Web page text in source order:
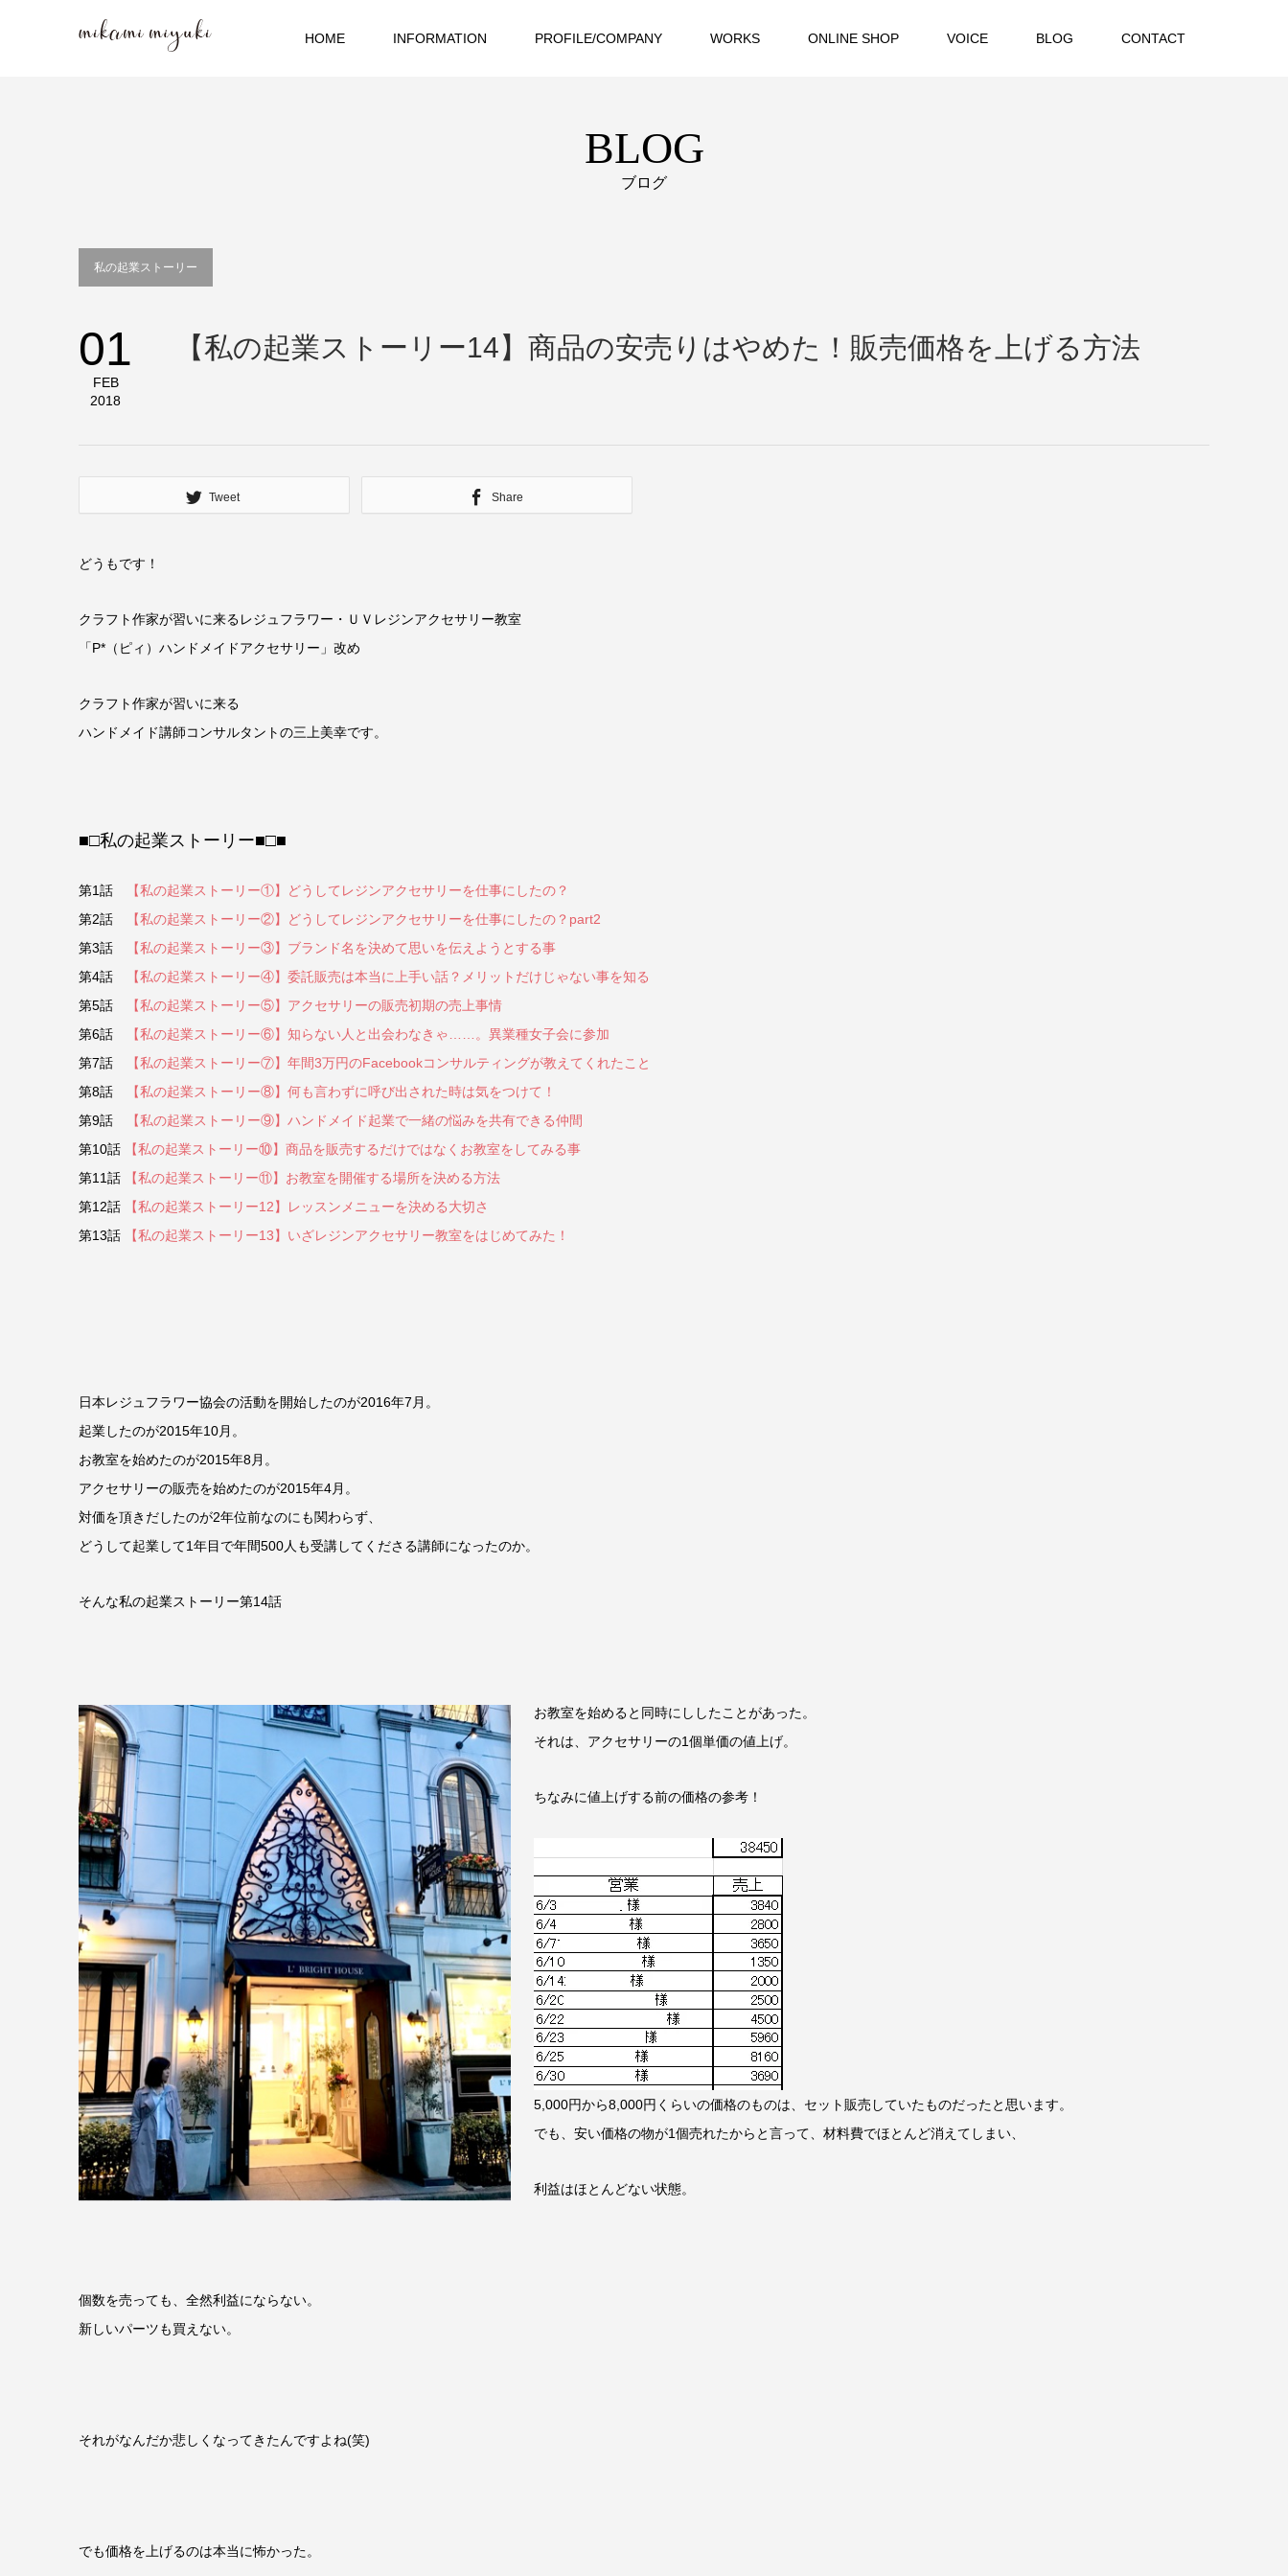
HOME INFORMATION PROFILE/COMPANY WORKS ONLINE SHOP VOICE BLOG CONTACT
BLOG
ブログ
私の起業ストーリー
01
FEB
2018
【私の起業ストーリー14】商品の安売りはやめた！販売価格を上げる方法
Tweet Share
どうもです！
クラフト作家が習いに来るレジュフラワー・ＵＶレジンアクセサリー教室
「P*（ピィ）ハンドメイドアクセサリー」改め
クラフト作家が習いに来る
ハンドメイド講師コンサルタントの三上美幸です。
■□私の起業ストーリー■□■
第1話
【私の起業ストーリー①】どうしてレジンアクセサリーを仕事にしたの？
第2話
【私の起業ストーリー②】どうしてレジンアクセサリーを仕事にしたの？part2
第3話
【私の起業ストーリー③】ブランド名を決めて思いを伝えようとする事
第4話
【私の起業ストーリー④】委託販売は本当に上手い話？メリットだけじゃない事を知る
第5話
【私の起業ストーリー⑤】アクセサリーの販売初期の売上事情
第6話
【私の起業ストーリー⑥】知らない人と出会わなきゃ……。異業種女子会に参加
第7話
【私の起業ストーリー⑦】年間3万円のFacebookコンサルティングが教えてくれたこと
第8話
【私の起業ストーリー⑧】何も言わずに呼び出された時は気をつけて！
第9話
【私の起業ストーリー⑨】ハンドメイド起業で一緒の悩みを共有できる仲間
第10話
【私の起業ストーリー⑩】商品を販売するだけではなくお教室をしてみる事
第11話
【私の起業ストーリー⑪】お教室を開催する場所を決める方法
第12話
【私の起業ストーリー12】レッスンメニューを決める大切さ
第13話
【私の起業ストーリー13】いざレジンアクセサリー教室をはじめてみた！
日本レジュフラワー協会の活動を開始したのが2016年7月。
起業したのが2015年10月。
お教室を始めたのが2015年8月。
アクセサリーの販売を始めたのが2015年4月。
対価を頂きだしたのが2年位前なのにも関わらず、
どうして起業して1年目で年間500人も受講してくださる講師になったのか。
そんな私の起業ストーリー第14話
お教室を始めると同時にししたことがあった。
それは、アクセサリーの1個単価の値上げ。
ちなみに値上げする前の価格の参考！
5,000円から8,000円くらいの価格のものは、セット販売していたものだったと思います。
でも、安い価格の物が1個売れたからと言って、材料費でほとんど消えてしまい、
利益はほとんどない状態。
個数を売っても、全然利益にならない。
新しいパーツも買えない。
それがなんだか悲しくなってきたんですよね(笑)
でも価格を上げるのは本当に怖かった。